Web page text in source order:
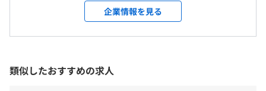
・ブロックチェーン採用の恋愛シミュレーションアプリ開
など
するトレジャー・ファクトリーグループ企業です。
トレファクテクノロジーズは、創業以来増収を続け
ているトレジャー・ファクトリーグループの成長
新しく設立されました。当社の店舗は、「トレファ
ク」の愛称で、幅広いユーザーから利用されており
企業情報を見る
類似したおすすめの求人